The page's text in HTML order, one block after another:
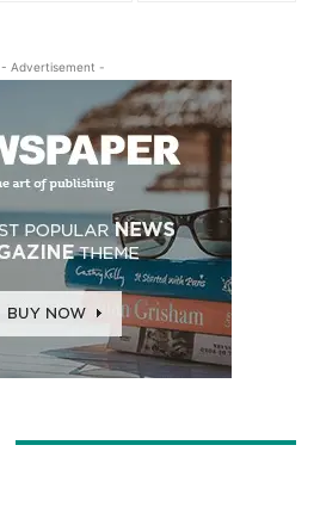
- Advertisement -